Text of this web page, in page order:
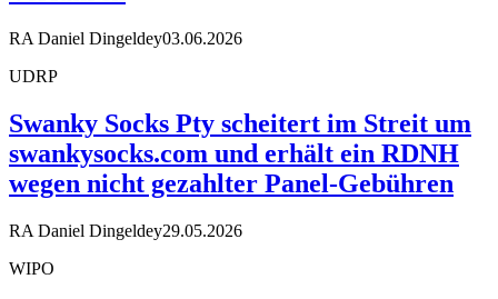
RA Daniel Dingeldey03.06.2026
UDRP
Swanky Socks Pty scheitert im Streit um
swankysocks.com und erhält ein RDNH
wegen nicht gezahlter Panel-Gebühren
RA Daniel Dingeldey29.05.2026
WIPO